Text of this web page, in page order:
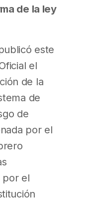
de la ley
este
el
de la
de
de
por el
por el